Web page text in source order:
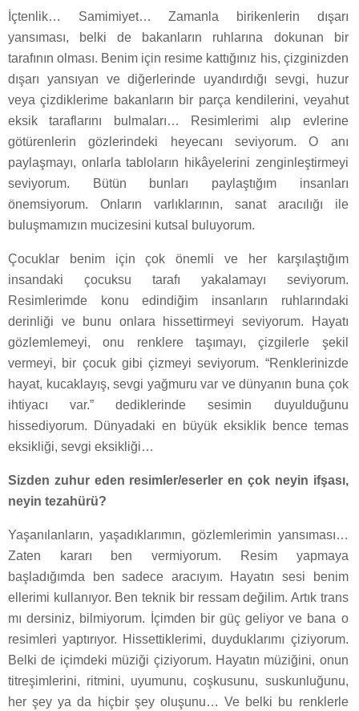
İçtenlik… Samimiyet… Zamanla birikenlerin dışarı
yansıması, belki de bakanların ruhlarına dokunan bir
tarafının olması. Benim için resime kattığınız his, çizginizden
dışarı yansıyan ve diğerlerinde uyandırdığı sevgi, huzur
veya çizdiklerime bakanların bir parça kendilerini, veyahut
eksik taraflarını bulmaları… Resimlerimi alıp evlerine
götürenlerin gözlerindeki heyecanı seviyorum. O anı
paylaşmayı, onlarla tabloların hikâyelerini zenginleştirmeyi
seviyorum. Bütün bunları paylaştığım insanları
önemsiyorum. Onların varlıklarının, sanat aracılığı ile
buluşmamızın mucizesini kutsal buluyorum.
Çocuklar benim için çok önemli ve her karşılaştığım
insandaki çocuksu tarafı yakalamayı seviyorum.
Resimlerimde konu edindiğim insanların ruhlarındaki
derinliği ve bunu onlara hissettirmeyi seviyorum. Hayatı
gözlemlemeyi, onu renklere taşımayı, çizgilerle şekil
vermeyi, bir çocuk gibi çizmeyi seviyorum. “Renklerinizde
hayat, kucaklayış, sevgi yağmuru var ve dünyanın buna çok
ihtiyacı var.” dediklerinde sesimin duyulduğunu
hissediyorum. Dünyadaki en büyük eksiklik bence temas
eksikliği, sevgi eksikliği…
Sizden zuhur eden resimler/eserler en çok neyin ifşası,
neyin tezahürü?
Yaşanılanların, yaşadıklarımın, gözlemlerimin yansıması…
Zaten kararı ben vermiyorum. Resim yapmaya
başladığımda ben sadece aracıyım. Hayatın sesi benim
ellerimi kullanıyor. Ben teknik bir ressam değilim. Artık trans
mı dersiniz, bilmiyorum. İçimden bir güç geliyor ve bana o
resimleri yaptırıyor. Hissettiklerimi, duyduklarımı çiziyorum.
Belki de içimdeki müziği çiziyorum. Hayatın müziğini, onun
titreşimlerini, ritmini, uyumunu, coşkusunu, suskunluğunu,
her şey ya da hiçbir şey oluşunu… Ve belki bu renklerle